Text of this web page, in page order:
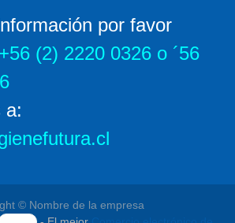
por favor
:+56 (2) 2220 0326 o ´56 (2)
a:
© Nombre de la empresa